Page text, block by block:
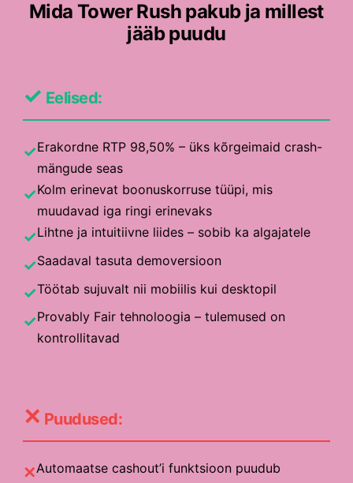
Mida Tower Rush pakub ja millest
jääb puudu
✓ Eelised:
✓Erakordne RTP 98,50% – üks kõrgeimaid crash-
mängude seas
✓Kolm erinevat boonuskorruse tüüpi, mis
muudavad iga ringi erinevaks
✓Lihtne ja intuitiivne liides – sobib ka algajatele
✓Saadaval tasuta demoversioon
✓Töötab sujuvalt nii mobiilis kui desktopil
✓Provably Fair tehnoloogia – tulemused on
kontrollitavad
✕ Puudused:
✕Automaatse cashout’i funktsioon puudub